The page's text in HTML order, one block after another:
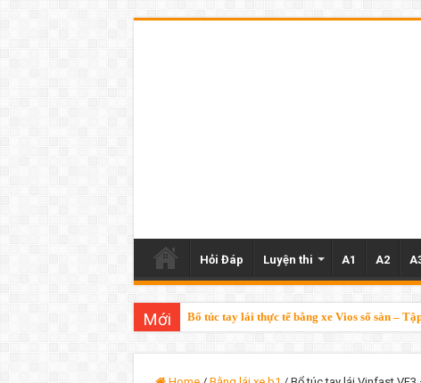
Hỏi Đáp Luyện thi A1 A2
Mới Bổ túc tay lái thực tế bằng xe Vios số sàn –